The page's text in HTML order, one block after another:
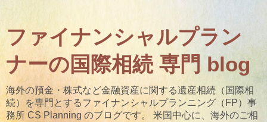
ファイナンシャルプラン
ナーの国際相続 専門 blog
海外の預金・株式など金融資産に関する遺産相続（国際相
続）を専門とするファイナンシャルプランニング（FP）事
務所 CS Planning のブログです。 米国中心に、海外のご相